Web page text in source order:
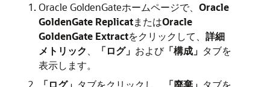
Oracle GoldenGateホームページで、 Oracle
GoldenGate ReplicatまたはOracle
GoldenGate Extractをクリックして、 詳細
メトリック、 「ログ」 および「構成」 タブを
表示します。